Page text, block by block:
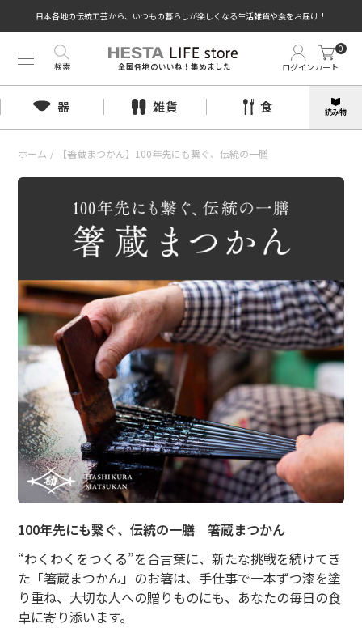
日本各地の伝統工芸から、いつもの暮らしが楽しくなる生活雑貨や食をお届け！
全国各地のいいね！集めました ログインカート
0
検索
器 雑貨 食 読み物
ホーム / 【箸蔵まつかん】100年先にも繋ぐ、伝統の一膳
100年先にも繋ぐ、伝統の一膳 箸蔵まつかん
“わくわくをつくる”を合言葉に、新たな挑戦を続けてき
た「箸蔵まつかん」のお箸は、手仕事で一本ずつ漆を塗
り重ね、大切な人への贈りものにも、あなたの毎日の食
卓に寄り添います。